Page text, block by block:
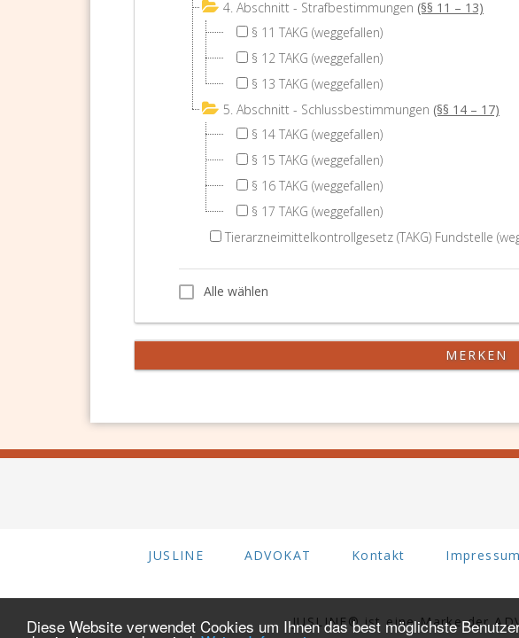
Diese Website verwendet Cookies um Ihnen das best möglichste
4. Abschnitt - Strafbestimmungen (§§ 11 – 13)
§ 11 TAKG (weggefallen)
§ 12 TAKG (weggefallen)
§ 13 TAKG (weggefallen)
5. Abschnitt - Schlussbestimmungen (§§ 14 – 17)
§ 14 TAKG (weggefallen)
§ 15 TAKG (weggefallen)
§ 16 TAKG (weggefallen)
§ 17 TAKG (weggefallen)
Tierarzneimittelkontrollgesetz (TAKG) Fundstelle
Alle wählen
Alle wählen
MERKEN
JUSLINE ADVOKAT Kontakt Impressum
JUSLINE® ist eine Marke der